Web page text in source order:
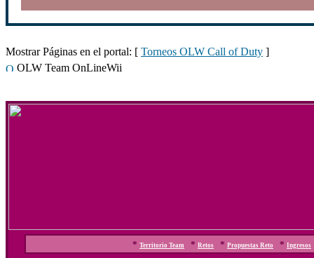
Mostrar Páginas en el portal: [ Torneos OLW Call of Duty ]
OLW Team OnLineWii
* Territorio Team * Retos * Propuestas Reto * Ingresos